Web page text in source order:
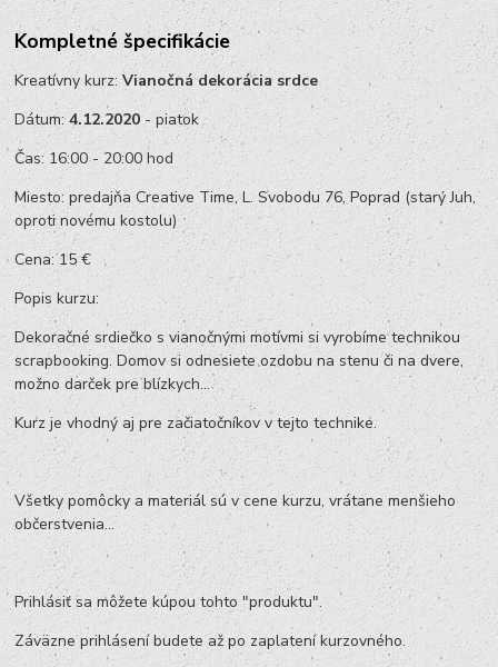
Kompletné špecifikácie
Kreatívny kurz:Vianočná dekorácia srdce
Dátum:4.12.2020 - piatok
Čas: 16:00 - 20:00 hod
Miesto: predajňa Creative Time, L. Svobodu 76, Poprad (starý Juh,
oproti novému kostolu)
Cena: 15 €
Popis kurzu:
Dekoračné srdiečko s vianočnými motívmi si vyrobíme technikou
scrapbooking. Domov si odnesiete ozdobu na stenu či na dvere,
možno darček pre blízkych...
Kurz je vhodný aj pre začiatočníkov v tejto technike.
Všetky pomôcky a materiál sú v cene kurzu, vrátane menšieho
občerstvenia...
Prihlásiť sa môžete kúpou tohto "produktu".
Záväzne prihlásení budete až po zaplatení kurzovného.